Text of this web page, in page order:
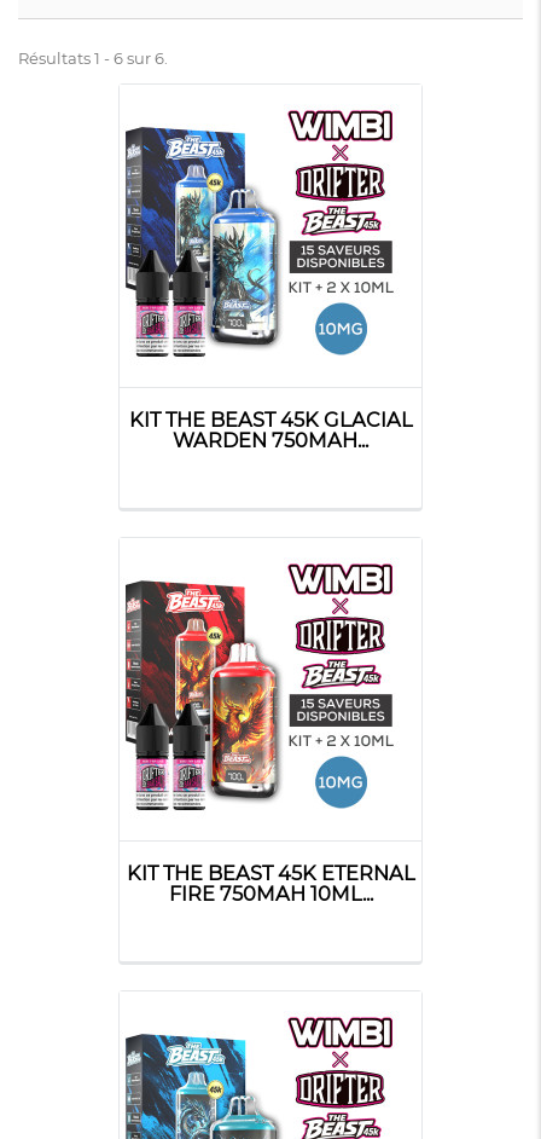
Résultats 1 - 6 sur 6.
KIT THE BEAST 45K GLACIAL
WARDEN 750MAH...
KIT THE BEAST 45K ETERNAL
FIRE 750MAH 10ML...